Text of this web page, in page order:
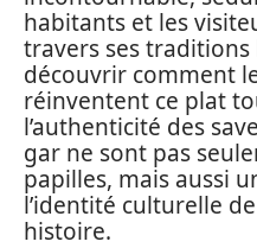
habitants et les
travers ses
découvrir comment
réinventent ce plat
l’authenticité des
gar ne sont pas
papilles, mais aussi
l’identité culturelle
histoire.